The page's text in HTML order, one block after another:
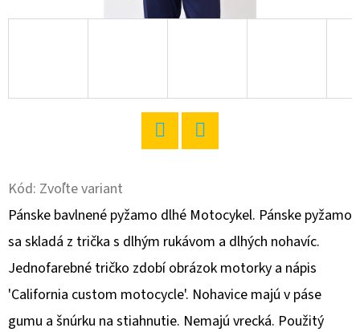
Kód: Zvoľte variant
Pánske bavlnené pyžamo dlhé Motocykel. Pánske pyžamo
sa skladá z trička s dlhým rukávom a dlhých nohavíc.
Jednofarebné tričko zdobí obrázok motorky a nápis
'California custom motocycle'. Nohavice majú v páse
gumu a šnúrku na stiahnutie. Nemajú vrecká. Použitý
HĽADAŤ
R
Ú
Č
A
M
E